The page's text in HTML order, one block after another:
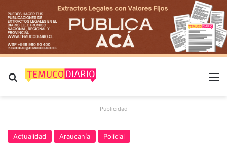
Buscar por
Publicidad
Actualidad Araucanía Policial